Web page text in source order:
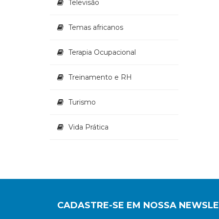
Televisão
Temas africanos
Terapia Ocupacional
Treinamento e RH
Turismo
Vida Prática
CADASTRE-SE EM NOSSA